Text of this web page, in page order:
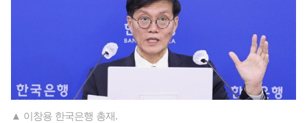
▲ 이창용 한국은행 총재.